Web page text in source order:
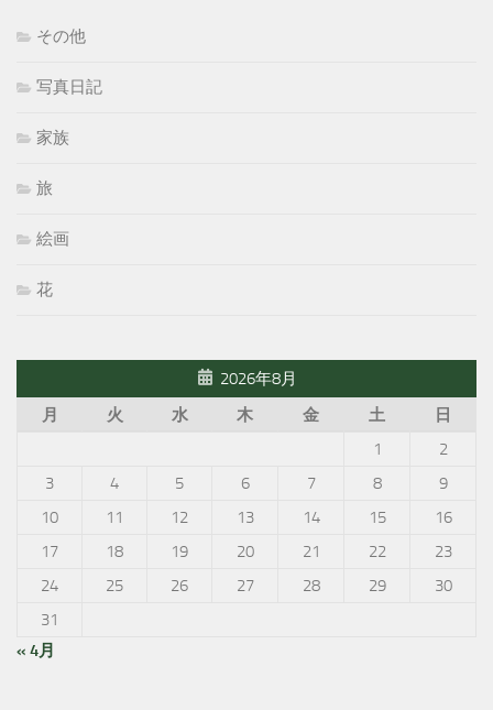
その他
写真日記
家族
旅
絵画
花
2026年8月
月
火 水 木 金 土
日
1
2
3
4 5 6 7 8
9
10
11 12 13 14 15
16
17
18 19 20 21 22
23
24
25 26 27 28 29
30
31
« 4月